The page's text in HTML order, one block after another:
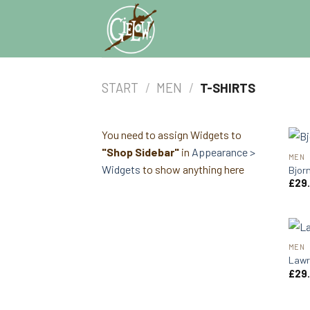
START / MEN / T-SHIRTS
You need to assign Widgets to
"Shop Sidebar" in Appearance >
Widgets to show anything here
MEN
£
MEN
£